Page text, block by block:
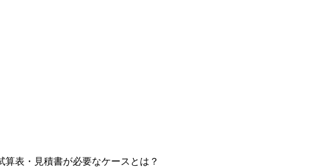
算表・見積書が必要なケースとは？